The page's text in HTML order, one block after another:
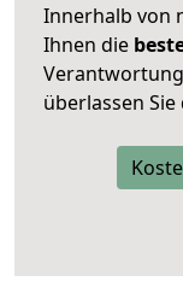
Innerhalb von
Ihnen die
überlassen